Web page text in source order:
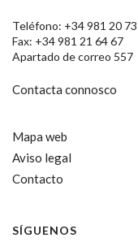
Teléfono: +34 981 20
Fax: +34 981 21 64 67
Apartado de correo 557
Contacta connosco
Mapa web
Aviso legal
Contacto
SÍGUENOS